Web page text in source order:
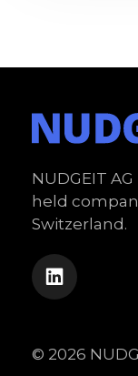
NUDGEIT
held
Switzerland.
© 2026